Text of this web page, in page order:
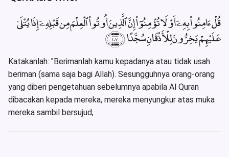
قُلْ ءَامِنُوا۟ بِهِۦٓ أَوْ لَا تُؤْمِنُوٓا۟ إِنَّ ٱلَّذِينَ أُوتُوا۟ ٱلْعِلْمَ مِن قَبْلِهِۦٓ إِذَا يُتْلَىٰ
عَلَيْهِمْ يَخِرُّونَ لِلْأَذْقَانِ سُجَّدًا ﴿١٠٧﴾
Katakanlah: "Berimanlah kamu kepadanya atau tidak usah
beriman (sama saja bagi Allah). Sesungguhnya orang-orang
yang diberi pengetahuan sebelumnya apabila Al Quran
dibacakan kepada mereka, mereka menyungkur atas muka
mereka sambil bersujud,